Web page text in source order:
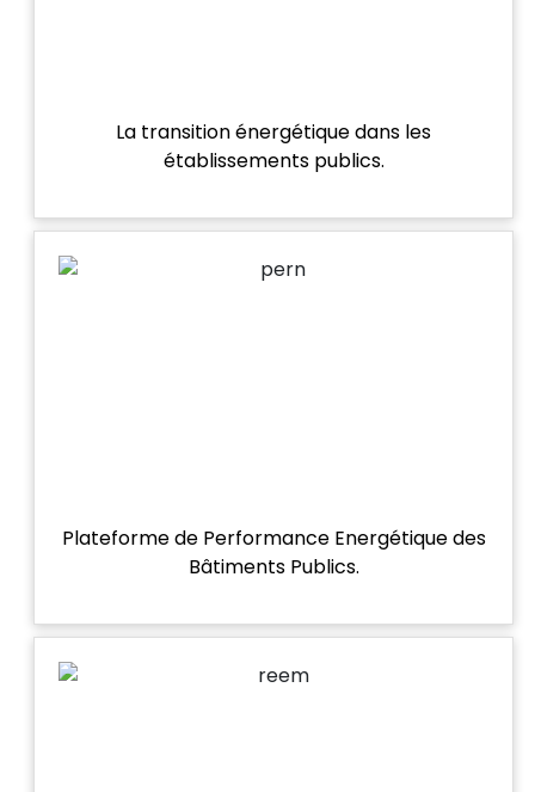
La transition énergétique dans les
établissements publics.
Plateforme de Performance Energétique des
Bâtiments Publics.